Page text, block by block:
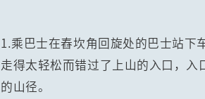
1.乘巴士在舂坎角回旋处的巴士站下
走得太轻松而错过了上山的入口，
的山径。